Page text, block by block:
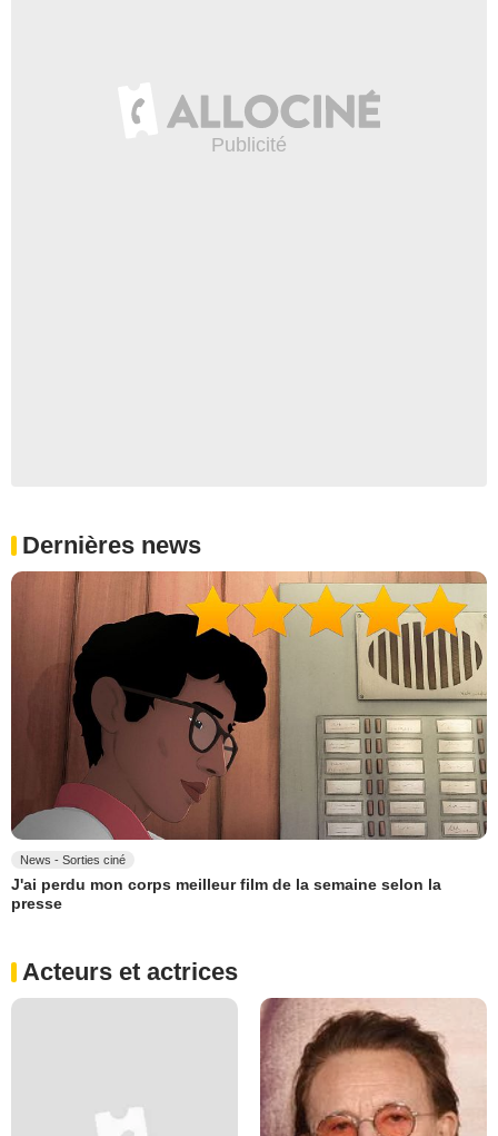
Dernières news
News - Sorties ciné
J'ai perdu mon corps meilleur film de la semaine selon la
presse
Acteurs et actrices